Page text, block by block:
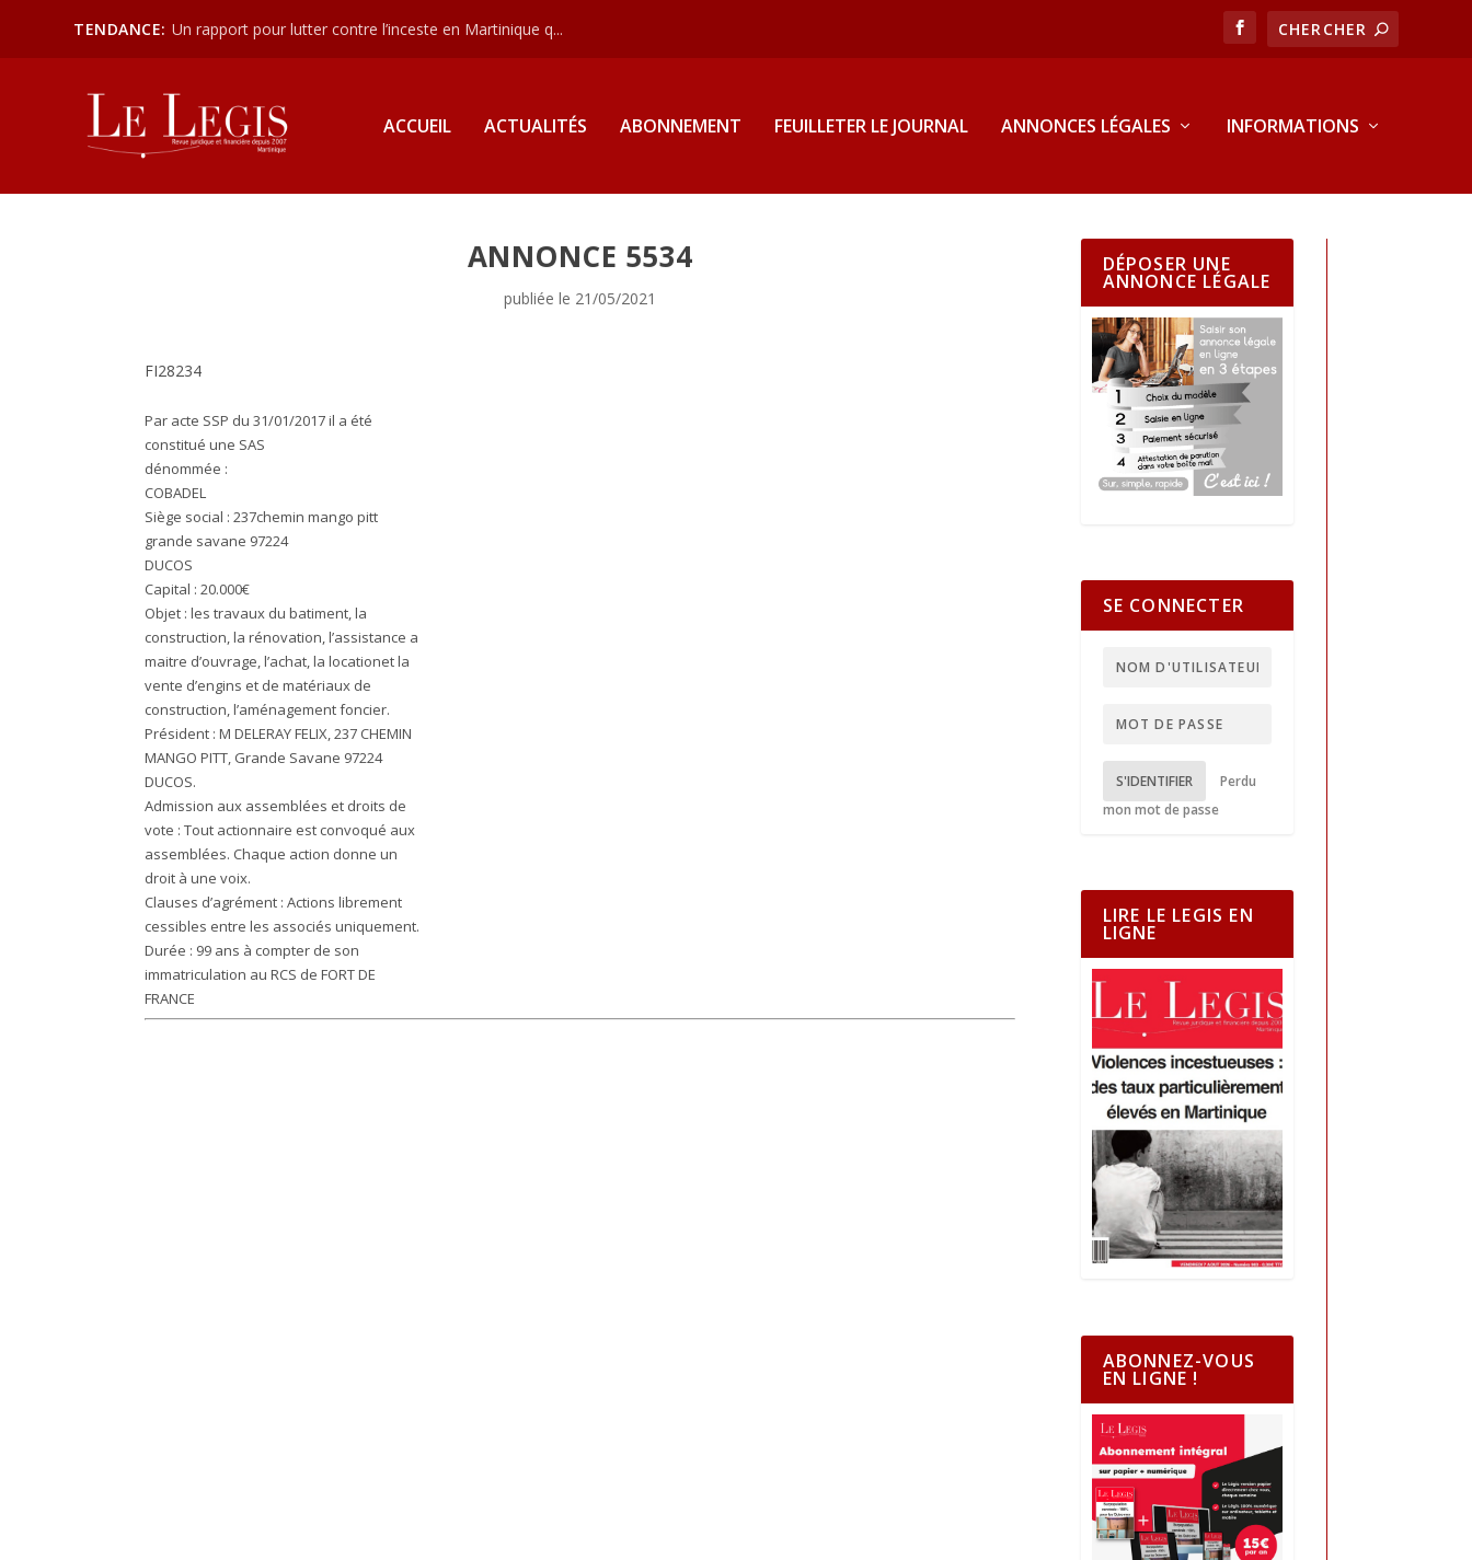
TENDANCE: Un rapport pour lutter contre l’inceste en Martinique q...
ACCUEIL ACTUALITÉS ABONNEMENT FEUILLETER LE JOURNAL ANNONCES LÉGALES INFORMATIONS
ANNONCE 5534
publiée le 21/05/2021
FI28234
Par acte SSP du 31/01/2017 il a été
constitué une SAS
dénommée :
COBADEL
Siège social : 237chemin mango pitt
grande savane 97224
DUCOS
Capital : 20.000€
Objet : les travaux du batiment, la
construction, la rénovation, l’assistance a
maitre d’ouvrage, l’achat, la locationet la
vente d’engins et de matériaux de
construction, l’aménagement foncier.
Président : M DELERAY FELIX, 237 CHEMIN
MANGO PITT, Grande Savane 97224
DUCOS.
Admission aux assemblées et droits de
vote : Tout actionnaire est convoqué aux
assemblées. Chaque action donne un
droit à une voix.
Clauses d’agrément : Actions librement
cessibles entre les associés uniquement.
Durée : 99 ans à compter de son
immatriculation au RCS de FORT DE
FRANCE
DÉPOSER UNE
ANNONCE LÉGALE
SE CONNECTER
S'IDENTIFIER
Perdu
mon mot de passe
LIRE LE LEGIS EN
LIGNE
ABONNEZ-VOUS
EN LIGNE !